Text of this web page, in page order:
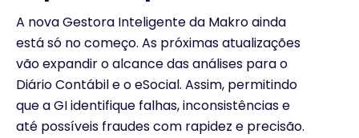
A nova Gestora Inteligente da Makro ainda
está só no começo. As próximas atualizações
vão expandir o alcance das análises para o
Diário Contábil e o eSocial. Assim, permitindo
que a GI identifique falhas, inconsistências e
até possíveis fraudes com rapidez e precisão.